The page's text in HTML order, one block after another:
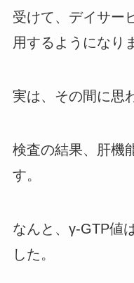
受けて、デイサー
用するようになり
実は、その間に思
検査の結果、肝機
す。
なんと、 γ-GTP値
した。